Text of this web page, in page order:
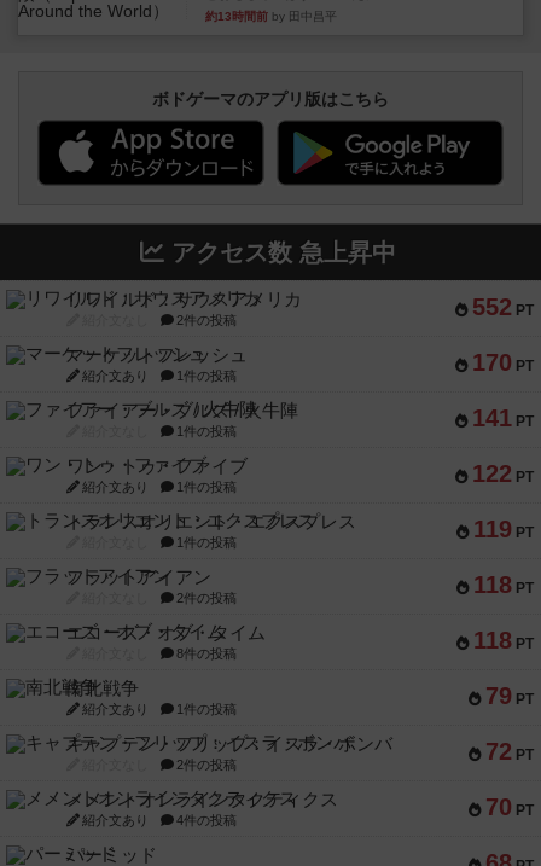
約13時間前 by 田中昌平
ボドゲーマのアプリ版はこちら
アクセス数 急上昇中
552 PT
リワイルド：サウスアメリカ
2件の投稿
170 PT
マーケットフレッシュ
紹介文あり 1件の投稿
141 PT
ファイアー・ブルズ / 火牛陣
1件の投稿
122 PT
ワン・トゥ・ファイブ
紹介文あり 1件の投稿
119 PT
トランスオリエント・エクスプレス
1件の投稿
118 PT
フラットアイアン
2件の投稿
118 PT
エコーズ・オブ・タイム
8件の投稿
79 PT
南北戦争
紹介文あり 1件の投稿
72 PT
キャプテン・フリップ：イスラ・ボンバ
2件の投稿
70 PT
メメントオンラインタクティクス
紹介文あり 4件の投稿
パーミッド